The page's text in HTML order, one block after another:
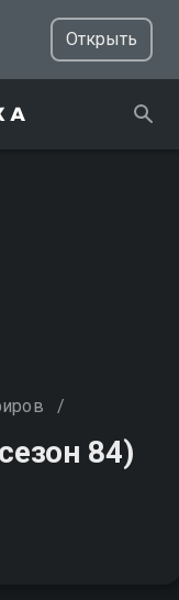
Открыть
/
84)